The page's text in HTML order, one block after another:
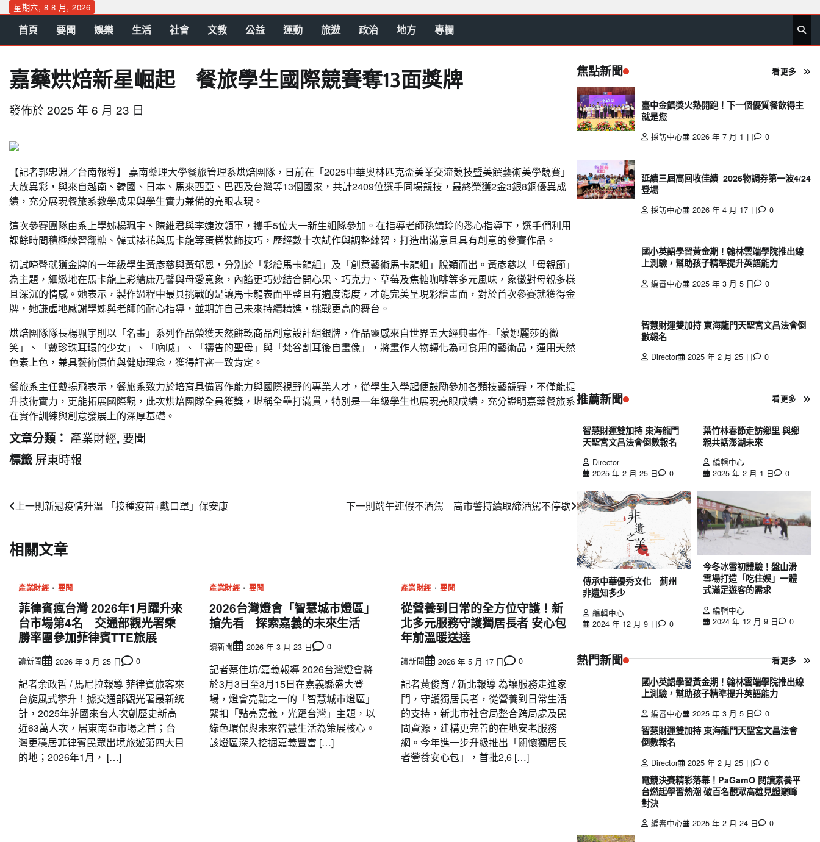
Skip
content
星期六, 8 8 月, 2026
首 要 娛 生 社 文 公 運 旅 政 地
方
專
欄
首頁 要聞 娛樂 生活 社會 文教 公益 運動 旅遊 政治 地方 專欄
嘉藥烘焙新星崛起 餐旅學生國際競賽奪13面獎牌
發佈於2025 年 6 月 23 日
【記者郭忠淵／台南報導】
嘉南藥理大學餐旅管理系烘焙團隊，日前在「2025中華奧林匹克盃美業交流競技暨美饌藝術美學競賽」
大放異彩，與來自越南、韓國、日本、馬來西亞、巴西及台灣等13個國家，共計2409位選手同場競技，最終榮獲2金3銀8銅優異成
績，充分展現餐旅系教學成果與學生實力兼備的亮眼表現。
這次參賽團隊由系上學姊楊珮宇、陳維君與李婕汝領軍，攜手5位大一新生組隊參加。在指導老師孫靖玲的悉心指導下，選手們利用
課餘時間積極練習翻糖、韓式裱花與馬卡龍等蛋糕裝飾技巧，歷經數十次試作與調整練習，打造出滿意且具有創意的參賽作品。
初試啼聲就獲金牌的一年級學生黃彥慈與黃郁恩，分別於「彩繪馬卡龍組」及「創意藝術馬卡龍組」脫穎而出。黃彥慈以「母親節」
為主題，細緻地在馬卡龍上彩繪康乃馨與母愛意象，內餡更巧妙結合開心果、巧克力、草莓及焦糖咖啡等多元風味，象徵對母親多樣
且深沉的情感。她表示，製作過程中最具挑戰的是讓馬卡龍表面平整且有適度澎度，才能完美呈現彩繪畫面，對於首次參賽就獲得金
牌，她謙虛地感謝學姊與老師的耐心指導，並期許自己未來持續精進，挑戰更高的舞台。
烘焙團隊隊長楊珮宇則以「名畫」系列作品榮獲天然餅乾商品創意設計組銀牌，作品靈感來自世界五大經典畫作-「蒙娜麗莎的微
笑」、「戴珍珠耳環的少女」、「吶喊」、「禱告的聖母」與「梵谷割耳後自畫像」，將畫作人物轉化為可食用的藝術品，運用天然
色素上色，兼具藝術價值與健康理念，獲得評審一致肯定。
餐旅系主任戴揚飛表示，餐旅系致力於培育具備實作能力與國際視野的專業人才，從學生入學起便鼓勵參加各類技藝競賽，不僅能提
升技術實力，更能拓展國際觀，此次烘焙團隊全員獲獎，堪稱全壘打滿貫，特別是一年級學生也展現亮眼成績，充分證明嘉藥餐旅系
在實作訓練與創意發展上的深厚基礎。
文章分類： 產業財經, 要聞
標籤 屏東時報
文
導
上一則新冠疫情升溫 「接種疫苗+戴口罩」保安康 下一則端午連假不酒駕 高市警持續取締酒駕不停歇
相關文章
產業財經 要聞
菲律賓瘋台灣 2026年1月躍升來
台市場第4名 交通部觀光署乘
勝率團參加菲律賓TTE旅展
讀新聞 2026 年 3 月 25 日 0
記者余政哲 / 馬尼拉報導 菲律賓旅客來
台旋風式攀升！據交通部觀光署最新統
計，2025年菲國來台人次創歷史新高
近63萬人次，居東南亞市場之首；台
灣更穩居菲律賓民眾出境旅遊第四大目
的地；2026年1月， […]
產業財經 要聞
2026台灣燈會「智慧城市燈區」
搶先看 探索嘉義的未來生活
讀新聞 2026 年 3 月 23 日 0
記者蔡佳坊/嘉義報導 2026台灣燈會將
於3月3日至3月15日在嘉義縣盛大登
場，燈會亮點之一的「智慧城市燈區」
緊扣「點亮嘉義，光躍台灣」主題，以
綠色環保與未來智慧生活為策展核心。
該燈區深入挖掘嘉義豐富 […]
產業財經 要聞
從營養到日常的全方位守護！新
北多元服務守護獨居長者 安心包
年前溫暖送達
讀新聞 2026 年 5 月 17 日 0
記者黃俊育 / 新北報導 為讓服務走進家
門，守護獨居長者，從營養到日常生活
的支持，新北市社會局整合跨局處及民
間資源，建構更完善的在地安老服務
網。今年進一步升級推出「關懷獨居長
者營養安心包」，首批2,6 […]
焦點新聞 看更多
臺中金饌獎火熱開跑！下一個優質餐飲得主
就是您
採訪中心 2026 年 7 月 1 日 0
延續三屆高回收佳績 2026物調券第一波4/24
登場
採訪中心 2026 年 4 月 17 日 0
國小英語學習黃金期！翰林雲端學院推出線
上測驗，幫助孩子精準提升英語能力
編審中心 2025 年 3 月 5 日 0
智慧財運雙加持 東海龍門天聖宮文昌法會倒
數報名
Director 2025 年 2 月 25 日 0
推薦新聞 看更多
智慧財運雙加持 東海龍門
天聖宮文昌法會倒數報名
Director
2025 年 2 月 25 日
0
葉竹林春節走訪鄉里 與鄉
親共話澎湖未來
編輯中心
2025 年 2 月 1 日
0
傳承中華優秀文化 薊州
非遺知多少
編輯中心
2024 年 12 月 9 日
0
今冬冰雪初體驗！盤山滑
雪場打造「吃住娛」一體
式滿足遊客的需求
編輯中心
2024 年 12 月 9 日
0
熱門新聞 看更多
國小英語學習黃金期！翰林雲端學院推出線
上測驗，幫助孩子精準提升英語能力
編審中心 2025 年 3 月 5 日 0
智慧財運雙加持 東海龍門天聖宮文昌法會
倒數報名
Director 2025 年 2 月 25 日 0
電競決賽精彩落幕！PaGamO 閱讀素養平
台燃起學習熱潮 破百名觀眾高雄見證巔峰
對決
編審中心 2025 年 2 月 24 日 0